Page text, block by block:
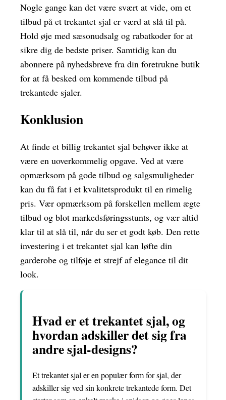
Nogle gange kan det være svært at vide, om et
tilbud på et trekantet sjal er værd at slå til på.
Hold øje med sæsonudsalg og rabatkoder for at
sikre dig de bedste priser. Samtidig kan du
abonnere på nyhedsbreve fra din foretrukne butik
for at få besked om kommende tilbud på
trekantede sjaler.
Konklusion
At finde et billig trekantet sjal behøver ikke at
være en uoverkommelig opgave. Ved at være
opmærksom på gode tilbud og salgsmuligheder
kan du få fat i et kvalitetsprodukt til en rimelig
pris. Vær opmærksom på forskellen mellem ægte
tilbud og blot markedsføringsstunts, og vær altid
klar til at slå til, når du ser et godt køb. Den rette
investering i et trekantet sjal kan løfte din
garderobe og tilføje et strejf af elegance til dit
look.
Hvad er et trekantet sjal, og
hvordan adskiller det sig fra
andre sjal-designs?
Et trekantet sjal er en populær form for sjal, der
adskiller sig ved sin konkrete trekantede form. Det